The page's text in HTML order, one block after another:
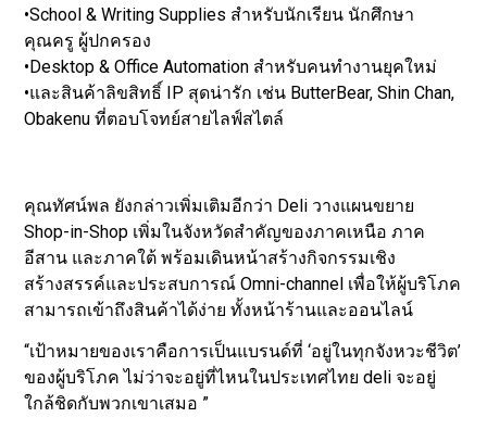
•School & Writing Supplies สำหรับนักเรียน นักศึกษา
คุณครู ผู้ปกครอง
•Desktop & Office Automation สำหรับคนทำงานยุคใหม่
•และสินค้าลิขสิทธิ์ IP สุดน่ารัก เช่น ButterBear, Shin Chan,
Obakenu ที่ตอบโจทย์สายไลฟ์สไตล์
คุณทัศน์พล ยังกล่าวเพิ่มเติมอีกว่า Deli วางแผนขยาย
Shop-in-Shop เพิ่มในจังหวัดสำคัญของภาคเหนือ ภาค
อีสาน และภาคใต้ พร้อมเดินหน้าสร้างกิจกรรมเชิง
สร้างสรรค์และประสบการณ์ Omni-channel เพื่อให้ผู้บริโภค
สามารถเข้าถึงสินค้าได้ง่าย ทั้งหน้าร้านและออนไลน์
“เป้าหมายของเราคือการเป็นแบรนด์ที่ ‘อยู่ในทุกจังหวะชีวิต’
ของผู้บริโภค ไม่ว่าจะอยู่ที่ไหนในประเทศไทย deli จะอยู่
ใกล้ชิดกับพวกเขาเสมอ ”